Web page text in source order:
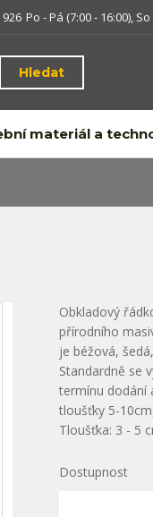
Hledat
Po - Pá (7:00 - 16:00),
materiál a
Obkladový
přírodního
je béžová,
Standardně se
termínu dodání
tloušťky 5-
Tloušťka: 3 - 5
Dostupnost